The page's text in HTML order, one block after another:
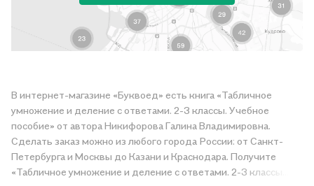
В интернет-магазине «Буквоед» есть книга «Табличное
умножение и деление с ответами. 2-3 классы. Учебное
пособие» от автора Никифорова Галина Владимировна.
Сделать заказ можно из любого города России: от Санкт-
Петербурга и Москвы до Казани и Краснодара. Получите
«Табличное умножение и деление с ответами. 2-3 классы.